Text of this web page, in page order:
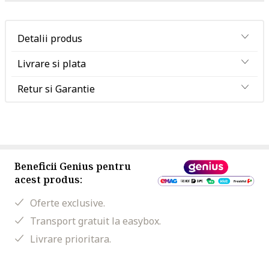
Detalii produs
Livrare si plata
Retur si Garantie
Beneficii Genius pentru
acest produs:
Oferte exclusive.
Transport gratuit la easybox.
Livrare prioritara.